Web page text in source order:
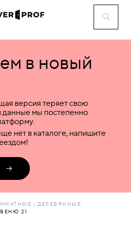
в новый
версия теряет свою
данные мы постепенно
нет в каталоге, напишите
ДЕРЕВЯННЫЕ
21